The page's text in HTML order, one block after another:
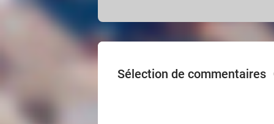
Sélection de commentaires